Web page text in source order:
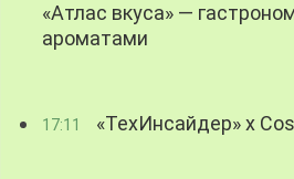
«Атлас вкуса» —
ароматами
17:11 «ТехИнсайдер» х